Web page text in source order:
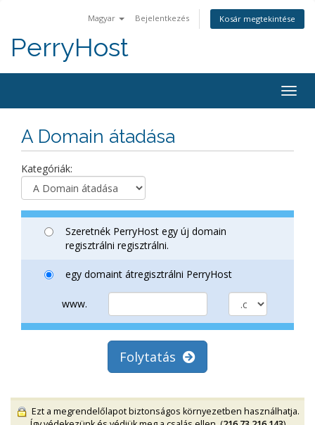
Magyar Bejelentkezés Kosár megtekintése
PerryHost
A Domain átadása
Kategóriák:
Szeretnék PerryHost egy új domain
regisztrálni regisztrálni.
egy domaint átregisztrálni PerryHost
www.
Folytatás
Ezt a megrendelőlapot biztonságos környezetben használhatja.